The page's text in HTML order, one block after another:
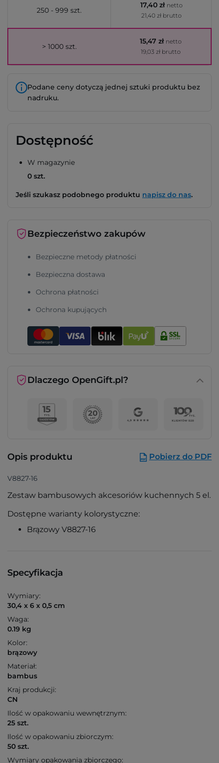
250 - 999 szt.
17,40 zł netto
21,40 zł brutto
> 1000 szt.
15,47 zł netto
19,03 zł brutto
Podane ceny dotyczą jednej sztuki produktu bez
nadruku.
Dostępność
W magazynie
0 szt.
Jeśli szukasz podobnego produktu napisz do nas.
Bezpieczeństwo zakupów
Bezpieczne metody płatności
Bezpieczna dostawa
Ochrona płatności
Ochrona kupujących
Dlaczego OpenGift.pl?
Opis produktu Pobierz do PDF
V8827-16
Zestaw bambusowych akcesoriów kuchennych 5 el.
Dostępne warianty kolorystyczne:
Brązowy V8827-16
Specyfikacja
Wymiary:
30,4 x 6 x 0,5 cm
Waga:
0.19 kg
Kolor:
brązowy
Materiał:
bambus
Kraj produkcji:
CN
Ilość w opakowaniu wewnętrznym:
25 szt.
Ilość w opakowaniu zbiorczym:
50 szt.
Wymiary opakowania zbiorczego: